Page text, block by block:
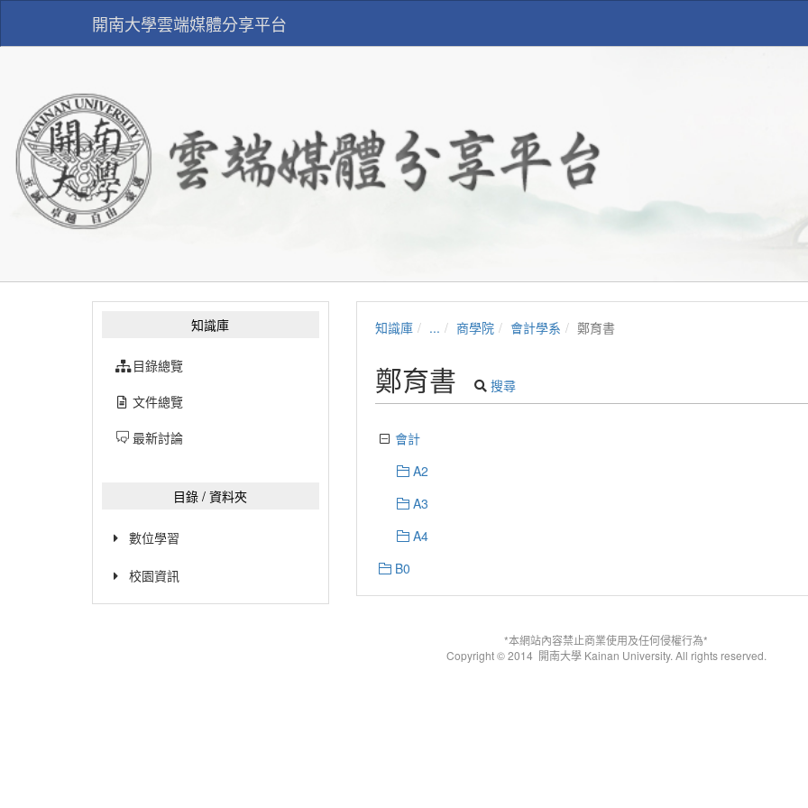
開南大學雲端媒體分享平台
知識庫
目錄總覽
文件總覽
最新討論
目錄 / 資料夾
數位學習
校園資訊
知識庫 ... 商學院 會計學系 鄭育書
鄭育書 搜尋
會計
A2
A3
A4
B0
*本網站內容禁止商業使用及任何侵權行為*
Copyright © 2014 開南大學 Kainan University. All rights reserved.